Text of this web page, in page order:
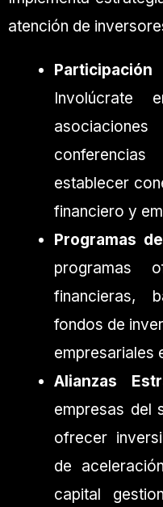
atención de
Involúcrate
establecer
financiero y
Programas
programas
financieras,
fondos de
empresariales
Alianzas
empresas del
ofrecer
de
capital